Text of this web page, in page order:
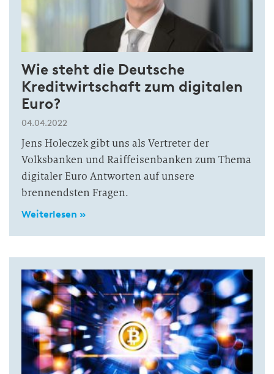
Wie steht die Deutsche
Kreditwirtschaft zum digitalen
Euro?
04.04.2022
Jens Holeczek gibt uns als Vertreter der
Volksbanken und Raiffeisenbanken zum Thema
digitaler Euro Antworten auf unsere
brennendsten Fragen.
Weiterlesen »